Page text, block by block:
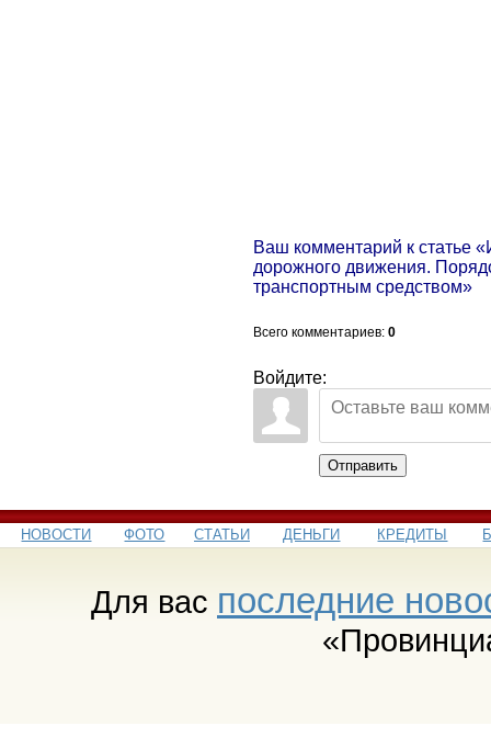
Ваш комментарий к статье
дорожного движения.
транспортным средством»
Всего комментариев: 0
Войдите:
Отправить
НОВОСТИ ФОТО СТАТЬИ ДЕНЬГИ КРЕДИТЫ
Для вас последние